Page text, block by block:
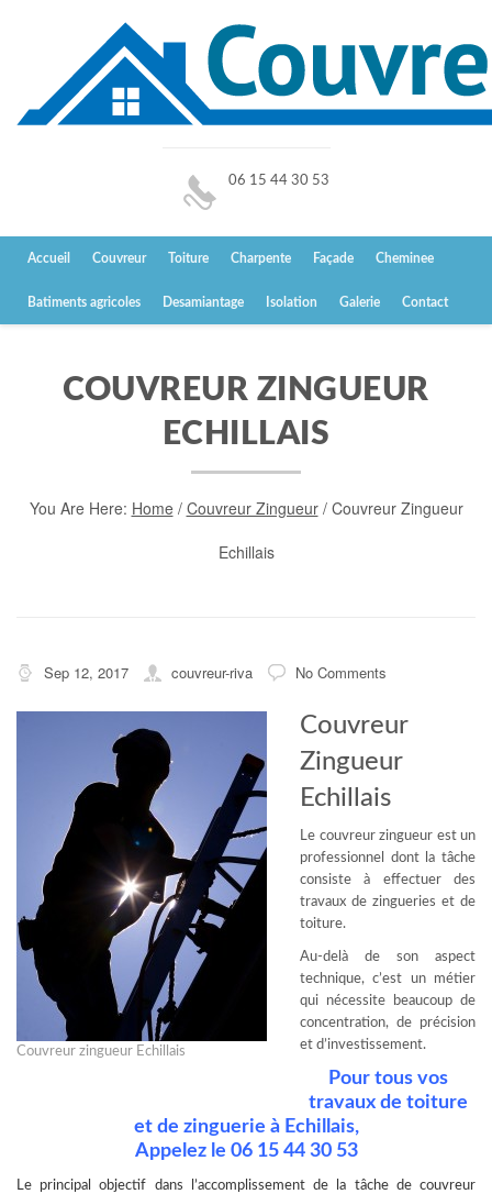
06 15 44 30 53
Accueil Couvreur Toiture Charpente Façade Cheminee
Batiments agricoles Desamiantage Isolation Galerie Contact
COUVREUR ZINGUEUR
ECHILLAIS
You Are Here: Home/ Couvreur Zingueur/ Couvreur Zingueur
Echillais
Sep 12, 2017 couvreur-riva No Comments
Couvreur zingueur Echillais
Couvreur
Zingueur
Echillais
Le couvreur zingueur est un
professionnel dont la tâche
consiste à effectuer des
travaux de zingueries et de
toiture.
Au-delà de son aspect
technique, c’est un métier
qui nécessite beaucoup de
concentration, de précision
et d’investissement.
Pour tous vos
travaux de toiture
et de zinguerie à Echillais,
Appelez le 06 15 44 30 53
Le principal objectif dans l’accomplissement de la tâche de couvreur